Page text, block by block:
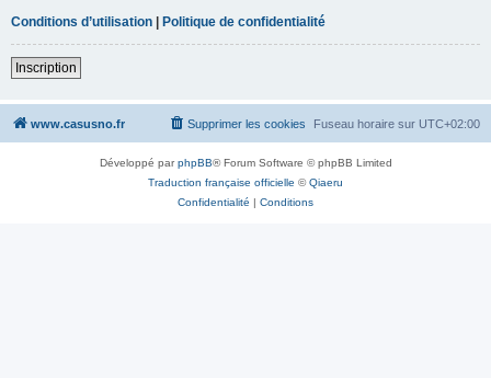
Conditions d’utilisation | Politique de confidentialité
Inscription
www.casusno.fr Fuseau horaire sur UTC+02:00
Supprimer les cookies
Développé parphpBB® Forum Software © phpBB Limited
Traduction française officielle ©Qiaeru
Confidentialité | Conditions